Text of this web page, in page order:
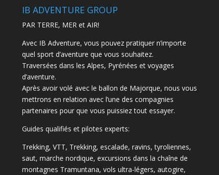
IB ADVENTURE GROUP
PAR TERRE, MER et AIR!
Avec IB Adventure, vous pouvez pratiquer n’importe
quel sport d’aventure que vous souhaitez.
Traversées dans les Alpes, Pyrénées et voyages
d’aventure.
Après avoir volé avec le ballon de Majorque, nous vous
mettrons en relation avec l’une des compagnies
partenaires pour que vous puissiez tout essayer.
Guides qualifiés et pilotes experts:
Trekking, VTT, Trekking, escalade, ravins, tyroliennes,
saut, marche nordique, excursions dans la chaîne de
montagnes Tramuntana, vols ultra-légers, autogire,